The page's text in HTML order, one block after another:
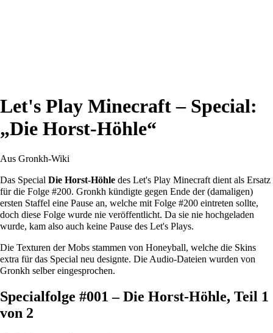
Let's Play Minecraft – Special:
„Die Horst-Höhle“
Aus Gronkh-Wiki
Das Special Die Horst-Höhle des Let's Play Minecraft dient als Ersatz
für die Folge #200. Gronkh kündigte gegen Ende der (damaligen)
ersten Staffel eine Pause an, welche mit Folge #200 eintreten sollte,
doch diese Folge wurde nie veröffentlicht. Da sie nie hochgeladen
wurde, kam also auch keine Pause des Let's Plays.
Die Texturen der Mobs stammen von Honeyball, welche die Skins
extra für das Special neu designte. Die Audio-Dateien wurden von
Gronkh selber eingesprochen.
Specialfolge #001 – Die Horst-Höhle, Teil 1
von 2